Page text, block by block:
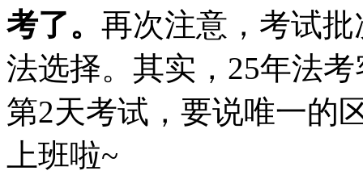
考了。 再次注意，考试
法选择。其实，25年法
第2天考试，要说唯一的
上班啦~